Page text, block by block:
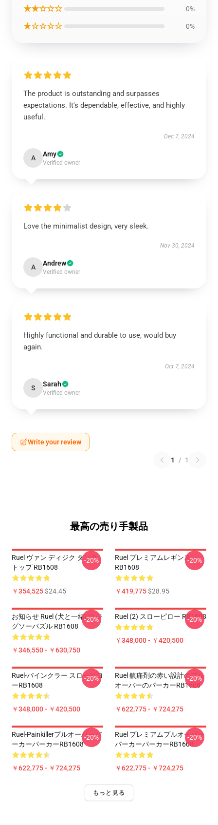
★★☆☆☆ 0%
★☆☆☆☆ 0%
The product is outstanding and surpasses
expectations. It's dependable, effective, and highly
useful.
Dec 7, 2024
A Amy
Verified owner
Love the minimalist design, very sleek.
Nov 30, 2024
A Andrew
Verified owner
Highly functional and durable to use, would buy
again.
Oct 7, 2024
S Sarah
Verified owner
Write your review
1 / 1
最高の売り手製品
Ruel ヴァン ディジク タンク
トップ RB1608
￥354,525$24.45
-20%
Ruel プレミアムレギンス
RB1608
￥419,775$28.95
-20%
お知らせ Ruel (犬と一緒に) ジ
グソーパズル RB1608
￥346,550 - ￥630,750
-20% Ruel (2) スローピロー RB1608
￥348,000 - ￥420,500
-20%
Ruel-パインクラー スローピロ
ーRB1608
￥348,000 - ￥420,500
-20%
Ruel 鎮痛剤の赤い設計のプル
オーバーのパーカーRB1608
￥622,775 - ￥724,275
-20%
Ruel-Painkillerプルオーバーパ
ーカーパーカーRB1608
￥622,775 - ￥724,275
-20%
Ruel プレミアムプルオーバー
パーカーパーカーRB1608
￥622,775 - ￥724,275
-20%
もっと見る